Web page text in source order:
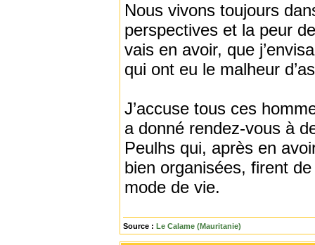
Nous vivons toujours
perspectives et la peur
vais en avoir, que
qui ont eu le malheur
J’accuse tous ces
a donné rendez-vous à
Peulhs qui, après en
bien organisées, firent
mode de vie.
Source : Le Calame (Mauritanie)